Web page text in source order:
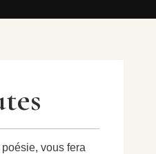
vous fera